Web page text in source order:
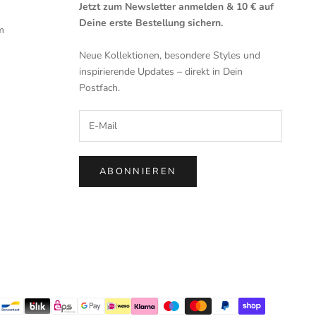
Jetzt zum Newsletter anmelden & 10 € auf
Deine erste Bestellung sichern.
Neue Kollektionen, besondere Styles und
inspirierende Updates – direkt in Dein
Postfach.
ABONNIEREN